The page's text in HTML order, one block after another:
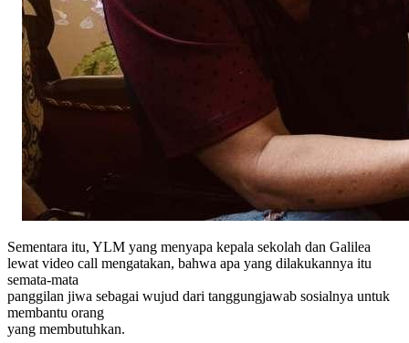
Sementara itu, YLM yang menyapa kepala sekolah dan Galilea
lewat video call mengatakan, bahwa apa yang dilakukannya itu
semata-mata
panggilan jiwa sebagai wujud dari tanggungjawab sosialnya untuk
membantu orang
yang membutuhkan.